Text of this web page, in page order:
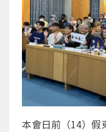
本會日前（14）假